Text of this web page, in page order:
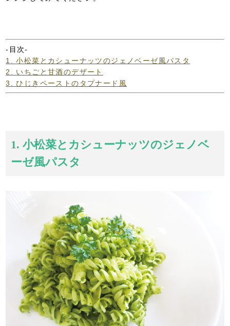
-目次-
1. 小松菜とカシューナッツのジェノベーゼ風パスタ
2. いちごと甘酒のデザート
3. ひじきペーストのタプナード風
1. 小松菜とカシューナッツのジェノベ
ーゼ風パスタ